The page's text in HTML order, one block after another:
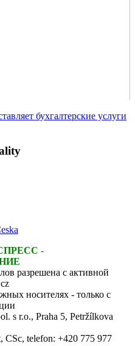
-
разрешена с активной
носителях - только с
s r.o., Praha 5, Petržílkova
telefon: +420 775 977